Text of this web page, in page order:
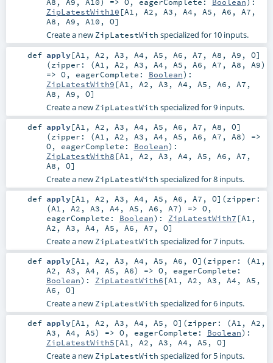
A8 , A9 , A10 ) => O, eagerComplete: Boolean ) :
ZipLatestWith10 [A1 , A2 , A3 , A4 , A5 , A6 , A7 ,
A8 , A9 , A10 , O]
Create a newZipLatestWith specialized for 10 inputs.
def apply[A1 , A2 , A3 , A4 , A5 , A6 , A7 , A8 , A9 , O]
(zipper: (A1 , A2 , A3 , A4 , A5 , A6 , A7 , A8 , A9)
=> O, eagerComplete: Boolean) :
ZipLatestWith9 [A1 , A2 , A3 , A4 , A5 , A6 , A7 ,
A8 , A9 , O]
Create a new ZipLatestWith specialized for 9 inputs.
def apply[A1 , A2 , A3 , A4 , A5 , A6 , A7 , A8 , O]
(zipper: (A1 , A2 , A3 , A4 , A5 , A6 , A7 , A8) =>
O, eagerComplete: Boolean) :
ZipLatestWith8 [A1 , A2 , A3 , A4 , A5 , A6 , A7 ,
A8 , O]
Create a new ZipLatestWith specialized for 8 inputs.
def apply[A1 , A2 , A3 , A4 , A5 , A6 , A7 , O] (zipper:
(A1 , A2 , A3 , A4 , A5 , A6 , A7) => O,
eagerComplete: Boolean) : ZipLatestWith7 [A1 ,
A2 , A3 , A4 , A5 , A6 , A7 , O]
Create a new ZipLatestWith specialized for 7 inputs.
def apply[A1 , A2 , A3 , A4 , A5 , A6 , O] (zipper: (A1 ,
A2 , A3 , A4 , A5 , A6) => O, eagerComplete:
Boolean) : ZipLatestWith6 [A1 , A2 , A3 , A4 , A5 ,
A6 , O]
Create a new ZipLatestWith specialized for 6 inputs.
def apply[A1 , A2 , A3 , A4 , A5 , O] (zipper: (A1 , A2 ,
A3 , A4 , A5) => O, eagerComplete: Boolean) :
ZipLatestWith5 [A1 , A2 , A3 , A4 , A5 , O]
Create a new ZipLatestWith specialized for 5 inputs.